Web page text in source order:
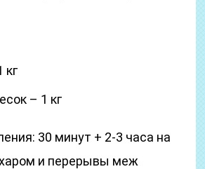
кг
– 1 кг
30 минут + 2-3 часа на
и перерывы меж